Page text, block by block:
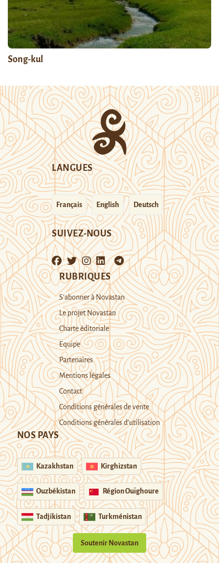
Song-kul
LANGUES
Français English Deutsch
SUIVEZ-NOUS
RUBRIQUES
S’abonner à Novastan
Le projet Novastan
Charte éditoriale
Equipe
Partenaires
Mentions légales
Contact
Conditions générales de vente
Conditions générales d’utilisation
NOS PAYS
Kazakhstan Kirghizstan
Ouzbékistan Région Ouïghoure
Tadjikistan Turkménistan
Soutenir Novastan